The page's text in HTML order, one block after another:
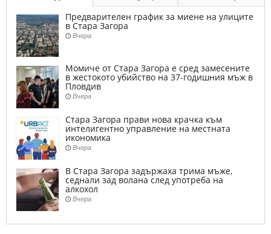
Предварителен график за миене на улиците
в Стара Загора
Вчера
Момиче от Стара Загора е сред замесените
в жестокото убийство на 37-годишния мъж в
Пловдив
Вчера
Стара Загора прави нова крачка към
интелигентно управление на местната
икономика
Вчера
В Стара Загора задържаха трима мъже,
седнали зад волана след употреба на
алкохол
Вчера